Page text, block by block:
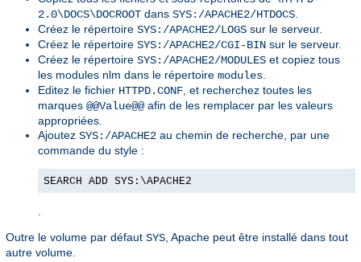
2.0\DOCS\DOCROOT dans SYS:/APACHE2/HTDOCS
Créez le répertoire SYS:/APACHE2/LOGS sur le serveur.
Créez le répertoire SYS:/APACHE2/CGI-BIN sur le serveur.
Créez le répertoire SYS:/APACHE2/MODULES et copiez tous
les modules nlm dans le répertoire modules
Editez le fichier HTTPD.CONF , et recherchez toutes les
marques @@Value@@afin de les remplacer par les valeurs
appropriées.
Ajoutez SYS:/APACHE2 au chemin de recherche, par une
commande du style :
SEARCH ADD SYS:\APACHE2
Outre le volume par défaut SYS , Apache peut être installé dans tout
autre volume.